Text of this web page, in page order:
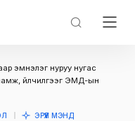
эмнэлэг нуруу нугас
үйлчилгээг ЭМД-ын
ЭРҮҮЛ МЭНД